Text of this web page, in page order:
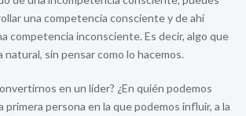
una competencia consciente y de ahí
competencia inconsciente. Es decir, algo que
natural, sin pensar como lo hacemos.
en un líder? ¿En quién podemos
primera persona en la que podemos influir, a la